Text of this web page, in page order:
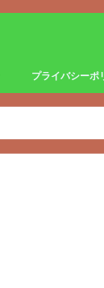
プライバシーポ